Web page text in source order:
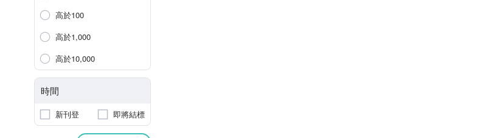
高於100
高於1,000
高於10,000
時間
新刊登 即將結標